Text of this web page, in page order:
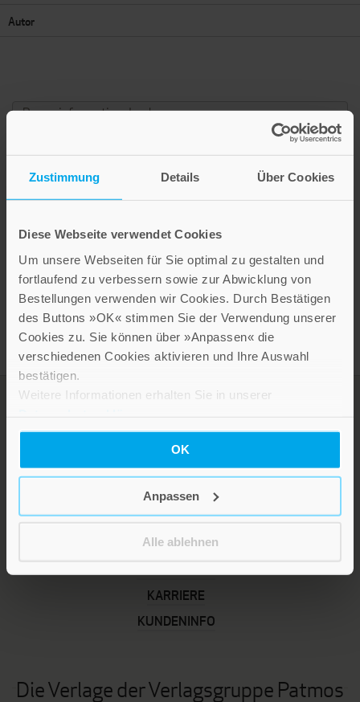
Zustimmung Details Über Cookies
Diese Webseite verwendet Cookies
Um unsere Webseiten für Sie optimal zu gestalten und
fortlaufend zu verbessern sowie zur Abwicklung von
Bestellungen verwenden wir Cookies. Durch Bestätigen
des Buttons »OK« stimmen Sie der Verwendung unserer
Cookies zu. Sie können über »Anpassen« die
verschiedenen Cookies aktivieren und Ihre Auswahl
bestätigen.
Weitere Informationen erhalten Sie in unserer
OK
Anpassen
Alle ablehnen
Autor
Presseinformation drucken
WEITERE INFOS
Die englische Ausgabe dieses Titels.
LEBE GUT MAGAZIN
KARRIERE
KUNDENINFO
Die Verlage der Verlagsgruppe Patmos